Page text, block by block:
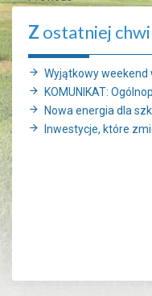
Z ostatniej
Wyjątkowy weekend
KOMUNIKAT:
Nowa energia dla
Inwestycje, które